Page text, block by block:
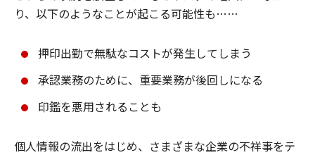
り、以下のようなことが起こる可能性も……
押印出勤で無駄なコストが発生してしまう
承認業務のために、重要業務が後回しになる
印鑑を悪用されることも
個人情報の流出をはじめ、さまざまな企業の不祥事をテ